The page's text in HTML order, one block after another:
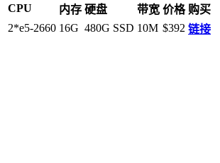
CPU 内存 硬盘 带宽 价格 购买
2*e5-2660 16G 480G SSD 10M $392 链接